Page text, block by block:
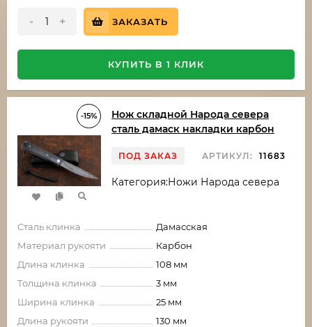
- + ЗАКАЗАТЬ
КУПИТЬ В 1 КЛИК
-15%
Нож складной Народа севера
сталь дамаск накладки карбон
ПОД ЗАКАЗ АРТИКУЛ: 11683
Категория:Ножи Народа севера
Сталь клинка
Дамасская
Материал рукояти
Карбон
Длина клинка
108 мм
Толщина клинка
3 мм
Ширина клинка
25 мм
Длина рукояти
130 мм